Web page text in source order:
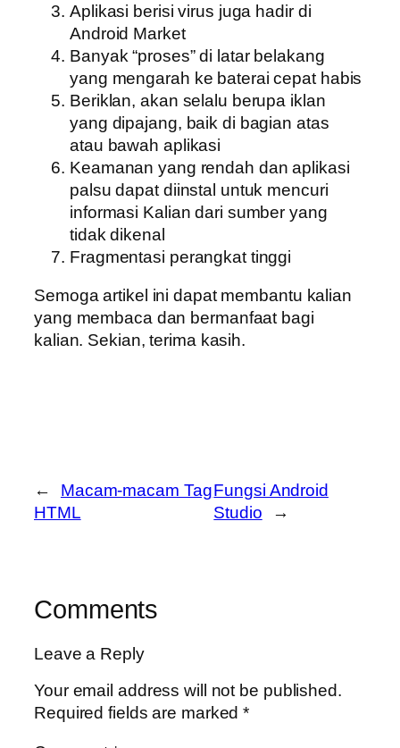
Aplikasi berisi virus juga hadir di
Android Market
Banyak “proses” di latar belakang
yang mengarah ke baterai cepat habis
Beriklan, akan selalu berupa iklan
yang dipajang, baik di bagian atas
atau bawah aplikasi
Keamanan yang rendah dan aplikasi
palsu dapat diinstal untuk mencuri
informasi Kalian dari sumber yang
tidak dikenal
Fragmentasi perangkat tinggi
Semoga artikel ini dapat membantu kalian
yang membaca dan bermanfaat bagi
kalian. Sekian, terima kasih.
←
Macam-macam Tag
HTML
Fungsi Android
Studio
→
Comments
Leave a Reply
Your email address will not be published.
Required fields are marked*